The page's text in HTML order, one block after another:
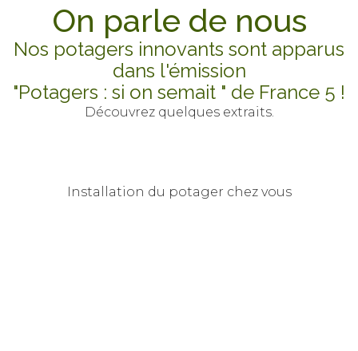
On parle de nous
Nos potagers innovants sont apparus
dans l'émission
"Potagers : si on semait " de France 5 !
Découvrez quelques extraits.
Installation du potager chez vous